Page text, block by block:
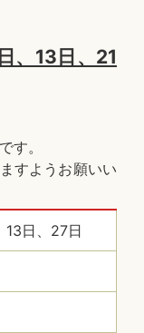
、13日、21
す。
すようお願いい
13日、27日